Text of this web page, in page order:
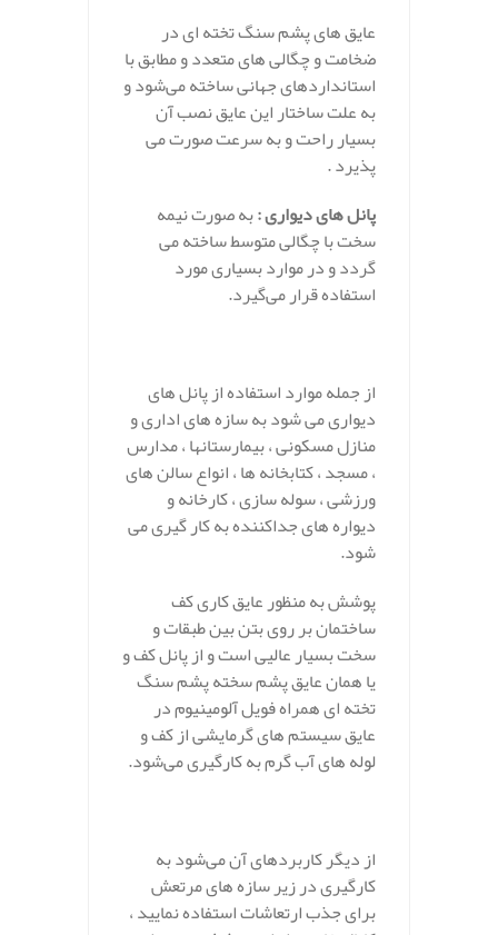
عایق های پشم سنگ تخته ای در
ضخامت و چگالی های متعدد و مطابق با
استانداردهای جهانی ساخته می‌شود و
به علت ساختار این عایق نصب آن
بسیار راحت و به سرعت صورت می
پذیرد .
پانل های دیواری :به صورت نیمه
سخت با چگالی متوسط ساخته می
گردد و در موارد بسیاری مورد
استفاده قرار می‌گیرد.
از جمله موارد استفاده از پانل های
دیواری می شود به سازه های اداری و
منازل مسکونی ، بیمارستانها ، مدارس
، مسجد ، کتابخانه ها ، انواع سالن های
ورزشی ، سوله سازی ، کارخانه و
دیواره های جداکننده به کار گیری می
شود.
پوشش به منظور عایق کاری کف
ساختمان بر روی بتن بین طبقات و
سخت بسیار عالیی است و از پانل کف و
یا همان عایق پشم سخته پشم سنگ
تخته ای همراه فویل آلومینیوم در
عایق سیستم های گرمایشی از کف و
لوله های آب گرم به کارگیری می‌شود.
از دیگر کاربردهای آن می‌شود به
کارگیری در زیر سازه های مرتعش
برای جذب ارتعاشات استفاده نمایید ،